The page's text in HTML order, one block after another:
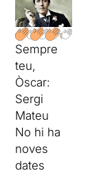
Sempre
teu,
Òscar:
Sergi
Mateu
No hi ha
noves
dates